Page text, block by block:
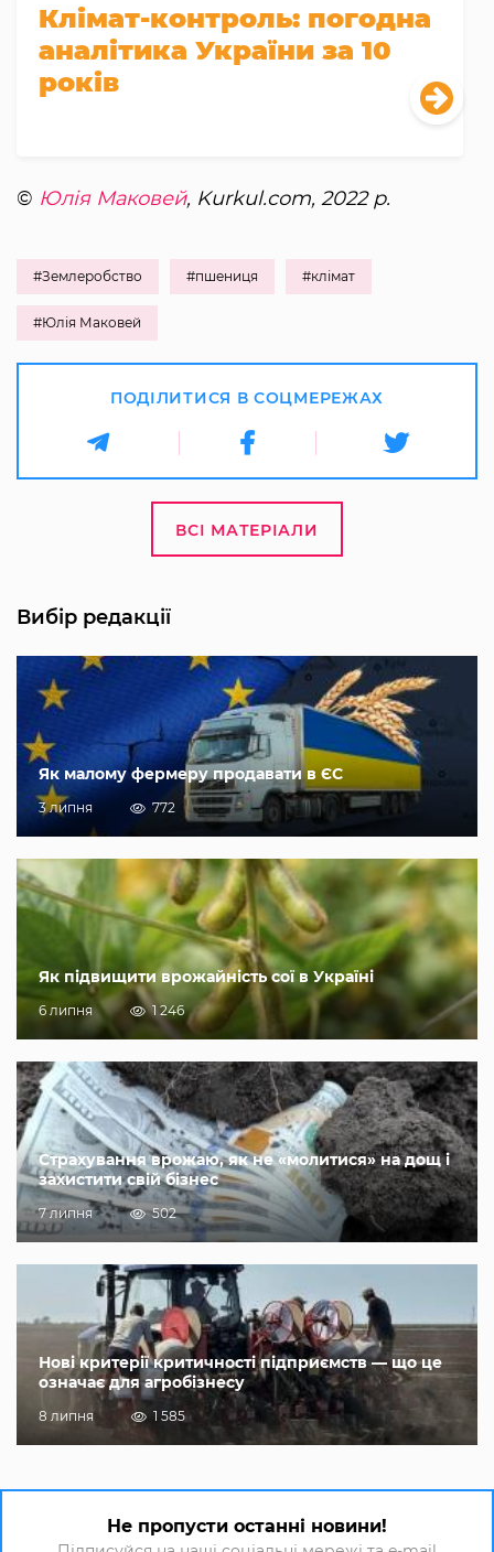
Клімат-контроль: погодна
аналітика України за 10
років
© Юлія Маковей, Kurkul.com, 2022 р.
#Землеробство #пшениця #клімат
#Юлія Маковей
ПОДІЛИТИСЯ В СОЦМЕРЕЖАХ
ВСІ МАТЕРІАЛИ
Вибір редакції
Як малому фермеру продавати в ЄС
3 липня 772
Як підвищити врожайність сої в Україні
6 липня 1 246
Страхування врожаю, як не «молитися» на дощ і
захистити свій бізнес
7 липня 502
Нові критерії критичності підприємств — що це
означає для агробізнесу
8 липня 1 585
Не пропусти останні новини!